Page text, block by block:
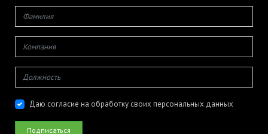
Даю согласие на обработку своих персональных данных